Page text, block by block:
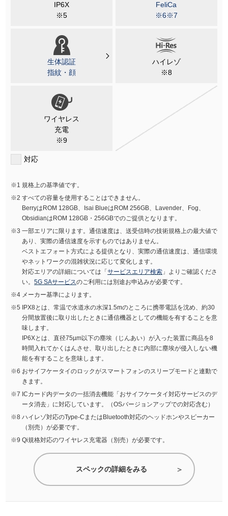
IP6X
※5
FeliCa
※6※7
生体認証
指紋・顔
ハイレゾ
※8
ワイヤレス
充電
※9
対応
規格上の基準値です。
すべての容量を使用することはできません。
BerryはROM 128GB、Isai BlueはROM 256GB、Lavender、Fog、
ObsidianはROM 128GB・256GBでのご提供となります。
一部エリアに限ります。通信速度は、送受信時の技術規格上の最大値で
あり、実際の通信速度を示すものではありません。
ベストエフォート方式による提供となり、実際の通信速度は、通信環境
やネットワークの混雑状況に応じて変化します。
対応エリアの詳細については「 サービスエリア検索 」よりご確認くださ
い。 5G SAサービスのご利用には別途お申込みが必要です。
メーカー基準によります。
IPX8とは、常温で水道水の水深1.5mのところに携帯電話を沈め、約30
分間放置後に取り出したときに通信機器としての機能を有することを意
味します。
IP6Xとは、直径75µm以下の塵埃（じんあい）が入った装置に商品を8
時間入れてかくはんさせ、取り出したときに内部に塵埃が侵入しない機
能を有することを意味します。
おサイフケータイのロックがスマートフォンのスリープモードと連動で
きます。
ICカード内データの一括消去機能「おサイフケータイ対応サービスのデ
ータ消去」に対応しています。（OSバージョンアップでの対応含む）
ハイレゾ対応のType-CまたはBluetooth対応のヘッドホンやスピーカー
（別売）が必要です。
Qi規格対応のワイヤレス充電器（別売）が必要です。
スペックの詳細をみる